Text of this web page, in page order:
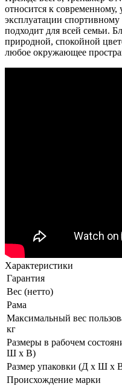
относится к
эксплуатации
подходит для всей семьи.
природной, спокойной
любое окружающее
Характеристики
Гарантия
Вес (нетто)
Рама
Максимальный вес
кг
Размеры в рабочем
Ш х В)
Размер упаковки (Д х Ш х
Происхождение марки